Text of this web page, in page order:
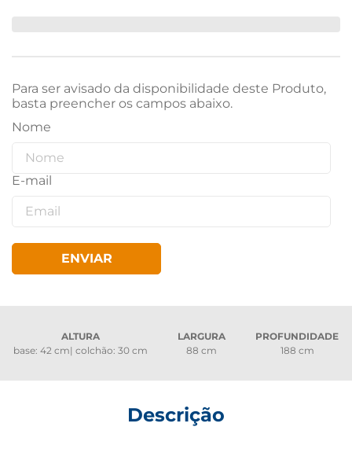
Para ser avisado da disponibilidade deste Produto,
basta preencher os campos abaixo.
ENVIAR
ALTURA
base: 42 cm| colchão: 30 cm
LARGURA
88 cm
PROFUNDIDADE
188 cm
Descrição